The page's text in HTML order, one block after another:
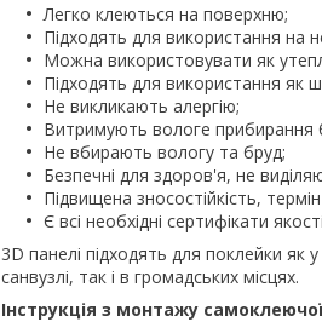
Легко клеються на поверхню;
Підходять для використання на
Можна використовувати як
Підходять для використання як
Не викликають алергію;
Витримують вологе
Не вбирають вологу та бруд;
Безпечні для здоров'я, не
Підвищена зносостійкість,
Є всі необхідні сертифікати
3D панелі підходять для поклейки як
санвузлі, так і в громадських місцях.
Інструкція з монтажу